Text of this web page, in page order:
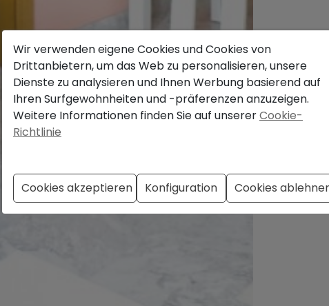
Wir verwenden eigene Cookies und Cookies von
Drittanbietern, um das Web zu personalisieren, unsere
Dienste zu analysieren und Ihnen Werbung basierend auf
Ihren Surfgewohnheiten und -präferenzen anzuzeigen.
Weitere Informationen finden Sie auf unsererCookie-
Richtlinie
Cookies akzeptieren Konfiguration Cookies